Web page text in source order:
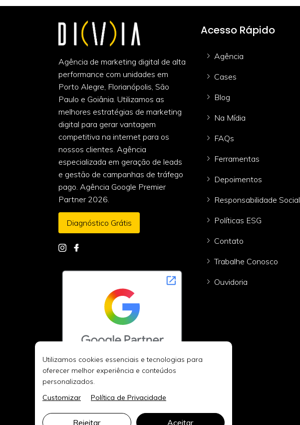
Agência de marketing digital de alta
performance com unidades em
Porto Alegre, Florianópolis, São
Paulo e Goiânia. Utilizamos as
melhores estratégias de marketing
digital para gerar vantagem
competitiva na internet para os
nossos clientes. Agência
especializada em geração de leads
e gestão de campanhas de tráfego
pago. Agência Google Premier
Partner 2026.
Diagnóstico Grátis
Acesso Rápido
Agência
Cases
Blog
Na Mídia
FAQs
Ferramentas
Depoimentos
Responsabilidade Social
Políticas ESG
Contato
Trabalhe Conosco
Ouvidoria
Utilizamos cookies essenciais e tecnologias para
oferecer melhor experiência e conteúdos
personalizados.
Customizar
Política de Privacidade
Rejeitar Aceitar